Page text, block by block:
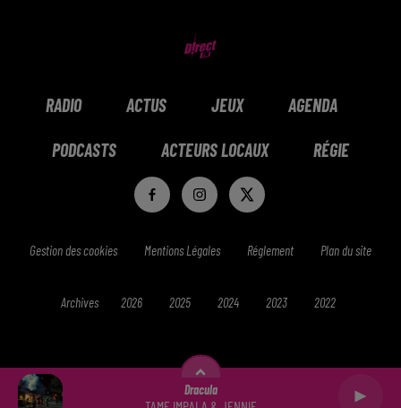
Dracula
RADIO ACTUS JEUX AGENDA
PODCASTS ACTEURS LOCAUX RÉGIE
Gestion des cookies Mentions Légales Réglement Plan du site
Archives 2026 2025 2024 2023 2022